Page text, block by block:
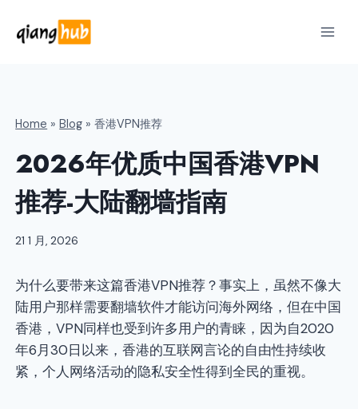
Home »Blog »香港VPN推荐
2026年优质中国香港VPN
推荐-大陆翻墙指南
21 1 月, 2026
为什么要带来这篇香港VPN推荐？事实上，虽然不像大
陆用户那样需要翻墙软件才能访问海外网络，但在中国
香港，VPN同样也受到许多用户的青睐，因为自2020
年6月30日以来，香港的互联网言论的自由性持续收
紧，个人网络活动的隐私安全性得到全民的重视。